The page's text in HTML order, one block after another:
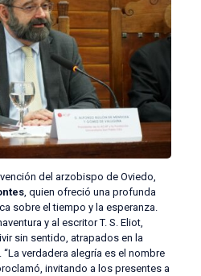
del arzobispo de Oviedo,
, quien ofreció una profunda
sobre el tiempo y la esperanza.
y al escritor T. S. Eliot,
sin sentido, atrapados en la
verdadera alegría es el nombre
invitando a los presentes a